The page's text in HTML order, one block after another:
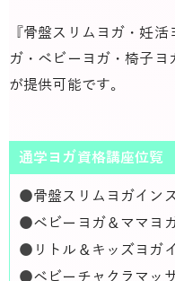
『骨盤スリムヨガ・妊
ガ・ベビーヨガ・椅子ヨ
が提供可能です。
通学ヨガ資格講座位覧
●骨盤スリムヨガイン
●ベビーヨガ＆ママヨ
● リトル＆キッズヨガ
●ベビーチャクラマッ